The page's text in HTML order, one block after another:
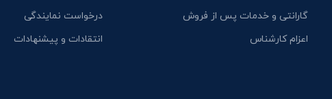
گارانتی و خدمات پس از فروش
اعزام کارشناس
درخواست نمایندگی
انتقادات و پیشنهادات